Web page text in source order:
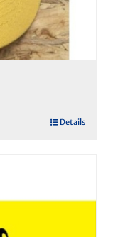
Details